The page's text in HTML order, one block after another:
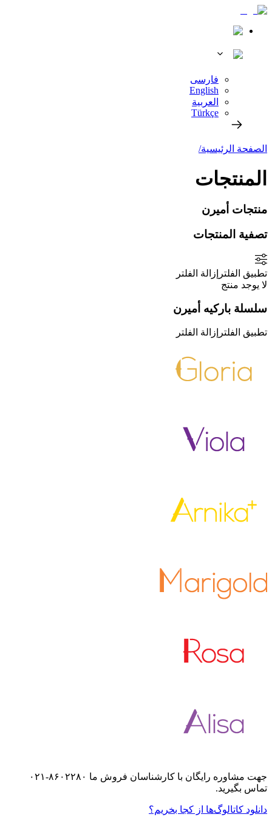
فارسی
English
العربية
Türkçe
الصفحة الرئيسية/
المنتجات
منتجات أميرن
تصفية المنتجات
تطبيق الفلتر إزالة الفلتر
لا يوجد منتج
سلسلة باركيه أميرن
تطبيق الفلتر إزالة الفلتر
جهت مشاوره رایگان با کارشناسان فروش ما ۸۶۰۲۲۸۰-۰۲۱
تماس بگیرید.
دانلود کاتالوگ‌ها از کجا بخریم؟